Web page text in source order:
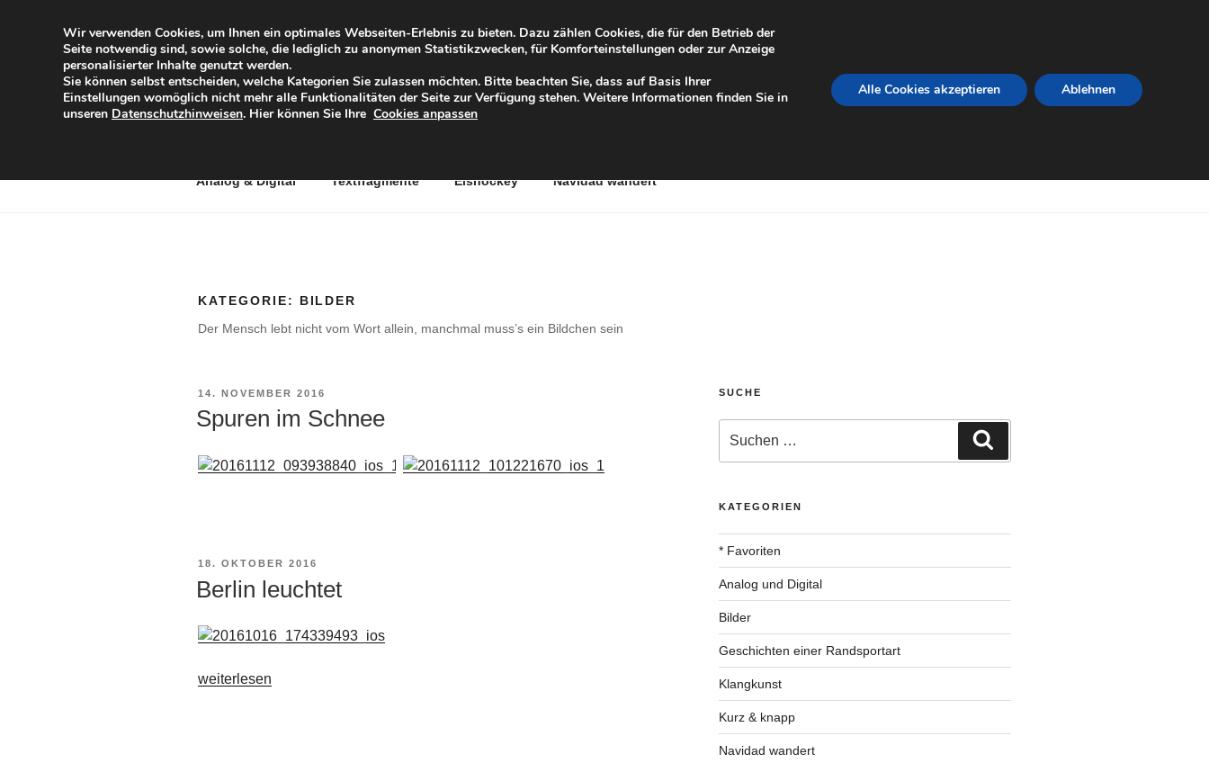
DIESES INTERNET
Eine subjektive Sicht der Dinge
Analog & Digital Textfragmente Eishockey Navidad wandert
KATEGORIE: BILDER
Der Mensch lebt nicht vom Wort allein, manchmal muss’s ein Bildchen sein
VERÖFFENTLICHT
14. NOVEMBER 2016
Spuren im Schnee
VERÖFFENTLICHT
18. OKTOBER 2016
Berlin leuchtet
„Berlin
weiterlesen
SUCHE
nach:
KATEGORIEN
* Favoriten
Analog und Digital
Bilder
Geschichten einer Randsportart
Klangkunst
Kurz & knapp
Navidad wandert
Wir verwenden Cookies, um Ihnen ein optimales Webseiten-Erlebnis zu bieten. Dazu zählen Cookies, die für den Betrieb der
Seite notwendig sind, sowie solche, die lediglich zu anonymen Statistikzwecken, für Komforteinstellungen oder zur Anzeige
personalisierter Inhalte genutzt werden.
Sie können selbst entscheiden, welche Kategorien Sie zulassen möchten. Bitte beachten Sie, dass auf Basis Ihrer
Einstellungen womöglich nicht mehr alle Funktionalitäten der Seite zur Verfügung stehen. Weitere Informationen finden Sie in
unseren Datenschutzhinweisen. Hier können Sie Ihre Cookies anpassen
Alle Cookies akzeptieren Ablehnen